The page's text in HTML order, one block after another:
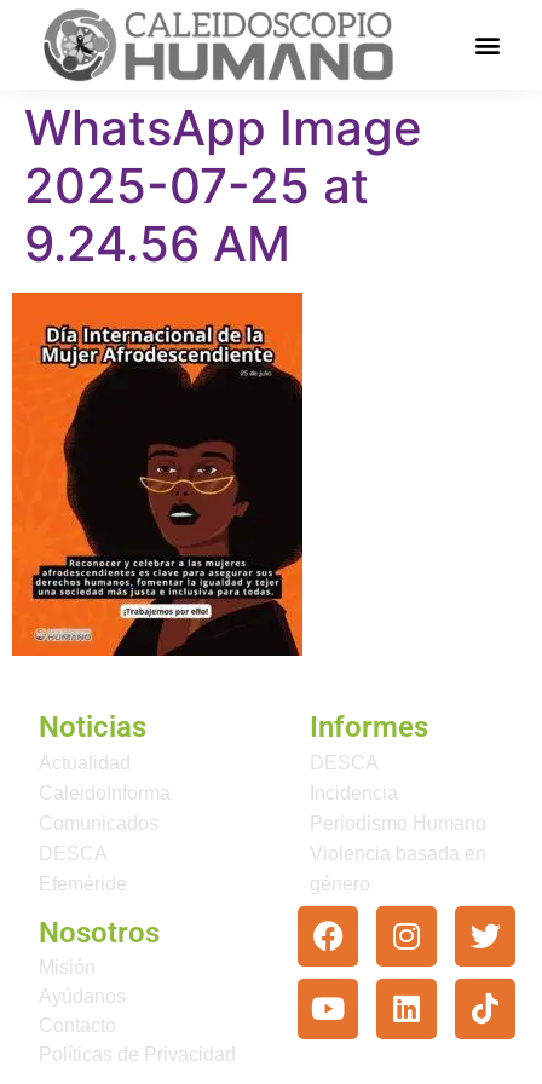
WhatsApp Image
2025-07-25 at
9.24.56 AM
Noticias
Actualidad
CaleidoInforma
Comunicados
DESCA
Efeméride
Informes
DESCA
Incidencia
Periodismo Humano
Violencia basada en
género
Nosotros
Misión
Ayúdanos
Contacto
Políticas de Privacidad